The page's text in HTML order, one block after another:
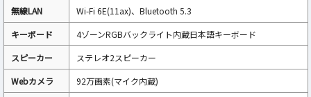
無線LAN
Wi-Fi 6E(11ax)、Bluetooth 5.3
キーボード
4ゾーンRGBバックライト内蔵日本語キーボード
スピーカー
ステレオ2スピーカー
Webカメラ
92万画素(マイク内蔵)